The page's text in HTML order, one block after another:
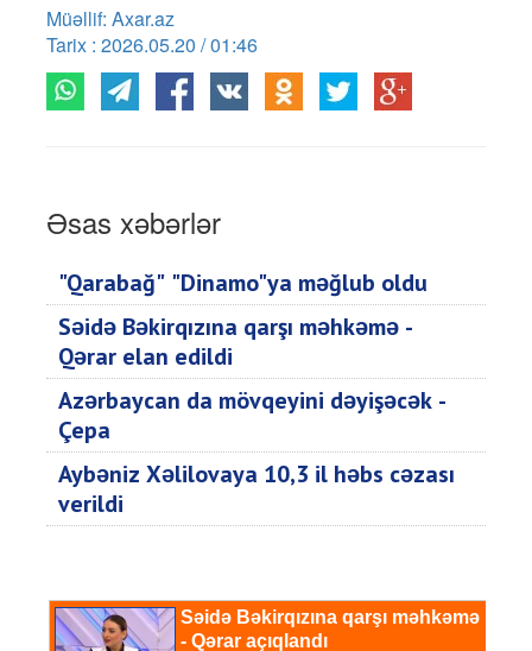
Müəllif: Axar.az
Tarix : 2026.05.20 / 01:46
Əsas xəbərlər
"Qarabağ" "Dinamo"ya məğlub oldu
Səidə Bəkirqızına qarşı məhkəmə -
Qərar elan edildi
Azərbaycan da mövqeyini dəyişəcək -
Çepa
Aybəniz Xəlilovaya 10,3 il həbs cəzası
verildi